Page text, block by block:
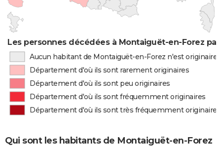
Les personnes décédées à Montaiguët-en-Forez
Aucun habitant de Montaiguët-en-Forez n'est originaire
Département d'où ils sont rarement originaires
Département d'où ils sont peu originaires
Département d'où ils sont fréquemment originaires
Département d'où ils sont très fréquemment originaires
Qui sont les habitants de Montaiguët-en-Forez